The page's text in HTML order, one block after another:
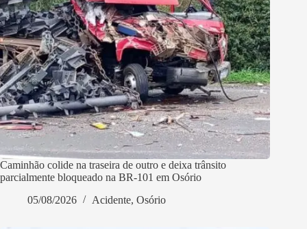
Caminhão colide na traseira de outro e deixa trânsito
parcialmente bloqueado na BR-101 em Osório
05/08/2026
Acidente, Osório